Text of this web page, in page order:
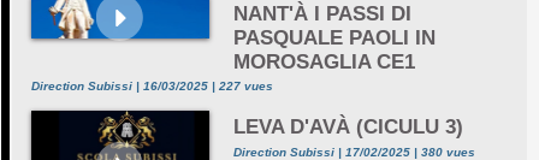
NANT'À I PASSI DI
PASQUALE PAOLI IN
MOROSAGLIA CE1
Direction Subissi | 16/03/2025 | 227 vues
LEVA D'AVÀ (CICULU 3)
Direction Subissi | 17/02/2025 | 380 vues